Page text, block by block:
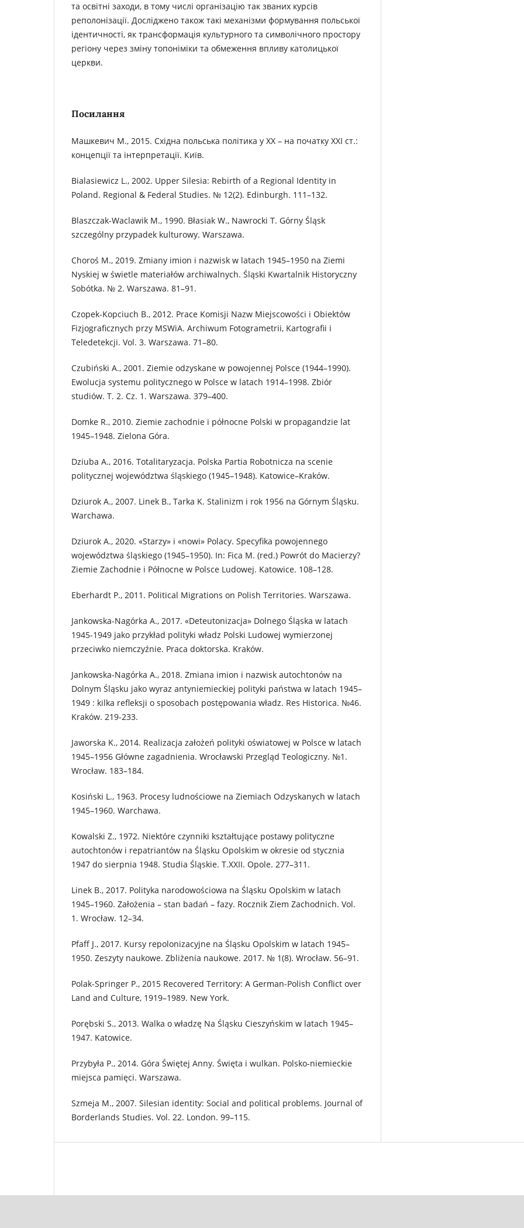
та освітні заходи, в тому числі організацію так званих курсів
реполонізації. Досліджено також такі механізми формування польської
ідентичності, як трансформація культурного та символічного простору
регіону через зміну топоніміки та обмеження впливу католицької
церкви.
Посилання
Машкевич М., 2015. Східна польська політика у ХХ – на початку XXI ст.:
концепції та інтерпретації. Київ.
Bialasiewicz L., 2002. Upper Silesia: Rebirth of a Regional Identity in
Poland. Regional & Federal Studies. № 12(2). Edinburgh. 111–132.
Blaszczak-Waclawik M., 1990. Błasiak W., Nawrocki T. Górny Śląsk
szczególny przypadek kulturowy. Warszawa.
Choroś M., 2019. Zmiany imion i nazwisk w latach 1945–1950 na Ziemi
Nyskiej w świetle materiałów archiwalnych. Śląski Kwartalnik Historyczny
Sobótka. № 2. Warszawa. 81–91.
Czopek-Kopciuch B., 2012. Prace Komisji Nazw Miejscowości i Obiektów
Fizjograficznych przy MSWiA. Archiwum Fotogrametrii, Kartografii i
Teledetekcji. Vol. 3. Warszawa. 71–80.
Czubiński A., 2001. Ziemie odzyskane w powojennej Polsce (1944–1990).
Ewolucja systemu politycznego w Polsce w latach 1914–1998. Zbiór
studiów. T. 2. Cz. 1. Warszawa. 379–400.
Domke R., 2010. Ziemie zachodnie i północne Polski w propagandzie lat
1945–1948. Zielona Góra.
Dziuba A., 2016. Totalitaryzacja. Polska Partia Robotnicza na scenie
politycznej województwa śląskiego (1945–1948). Katowice–Kraków.
Dziurok A., 2007. Linek B., Tarka K. Stalinizm i rok 1956 na Górnym Śląsku.
Warchawa.
Dziurok A., 2020. «Starzy» i «nowi» Polacy. Specyfika powojennego
województwa śląskiego (1945–1950). In: Fica M. (red.) Powrót do Macierzy?
Ziemie Zachodnie i Północne w Polsce Ludowej. Katowice. 108–128.
Eberhardt P., 2011. Political Migrations on Polish Territories. Warszawa.
Jankowska-Nagórka A., 2017. «Deteutonizacja» Dolnego Śląska w latach
1945-1949 jako przykład polityki władz Polski Ludowej wymierzonej
przeciwko niemczyźnie. Praca doktorska. Kraków.
Jankowska-Nagórka A., 2018. Zmiana imion i nazwisk autochtonów na
Dolnym Śląsku jako wyraz antyniemieckiej polityki państwa w latach 1945–
1949 : kilka refleksji o sposobach postępowania władz. Res Historica. №46.
Kraków. 219-233.
Jaworska K., 2014. Realizacja założeń polityki oświatowej w Polsce w latach
1945–1956 Główne zagadnienia. Wrocławski Przegląd Teologiczny. №1.
Wrocław. 183–184.
Kosiński L., 1963. Procesy ludnościowe na Ziemiach Odzyskanych w latach
1945–1960. Warchawa.
Kowalski Z., 1972. Niektóre czynniki kształtujące postawy polityczne
autochtonów i repatriantów na Śląsku Opolskim w okresie od stycznia
1947 do sierpnia 1948. Studia Śląskie. T.XXII. Opole. 277–311.
Linek B., 2017. Polityka narodowościowa na Śląsku Opolskim w latach
1945–1960. Założenia – stan badań – fazy. Rocznik Ziem Zachodnich. Vol.
1. Wrocław. 12–34.
Pfaff J., 2017. Kursy repolonizacyjne na Śląsku Opolskim w latach 1945–
1950. Zeszyty naukowe. Zbliżenia naukowe. 2017. № 1(8). Wrocław. 56–91.
Polak-Springer P., 2015 Recovered Territory: A German-Polish Conflict over
Land and Culture, 1919–1989. New York.
Porębski S., 2013. Walka o władzę Na Śląsku Cieszyńskim w latach 1945–
1947. Katowice.
Przybyła P., 2014. Góra Świętej Anny. Święta i wulkan. Polsko-niemieckie
miejsca pamięci. Warszawa.
Szmeja M., 2007. Silesian identity: Social and political problems. Journal of
Borderlands Studies. Vol. 22. London. 99–115.